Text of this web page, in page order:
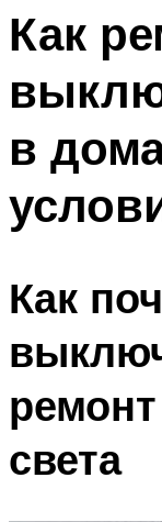
Меню
Как
в
Как
света